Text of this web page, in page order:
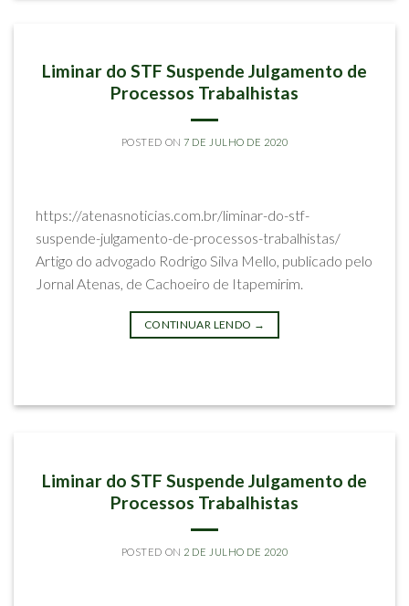
Liminar do STF Suspende Julgamento de
Processos Trabalhistas
POSTED ON7 DE JULHO DE 2020
https://atenasnoticias.com.br/liminar-do-stf-
suspende-julgamento-de-processos-trabalhistas/
Artigo do advogado Rodrigo Silva Mello, publicado pelo
Jornal Atenas, de Cachoeiro de Itapemirim.
CONTINUAR LENDO →
Liminar do STF Suspende Julgamento de
Processos Trabalhistas
POSTED ON 2 DE JULHO DE 2020